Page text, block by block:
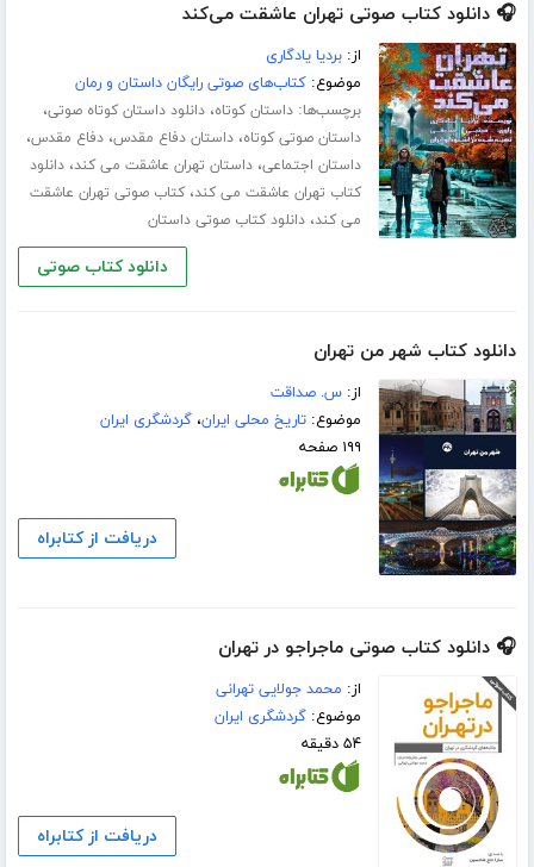
🎧 دانلود کتاب صوتی تهران عاشقت می‌کند
از:بردیا یادگاری
موضوع:کتاب‌های صوتی رایگان داستان و رمان
برچسب‌ها:داستان کوتاه،دانلود داستان کوتاه صوتی،
داستان صوتی کوتاه،داستان دفاع مقدس،دفاع مقدس،
داستان اجتماعی،داستان تهران عاشقت می کند،دانلود
کتاب تهران عاشقت می کند،کتاب صوتی تهران عاشقت
می کند،دانلود کتاب صوتی داستان
دانلود کتاب صوتی
دانلود کتاب شهر من تهران
از:س. صداقت
موضوع:تاریخ محلی ایران،گردشگری ایران
۱۹۹ صفحه
دریافت از کتابراه
🎧 دانلود کتاب صوتی ماجراجو در تهران
از: محمد جولایی تهرانی
موضوع:گردشگری ایران
۵۴ دقیقه
دریافت از کتابراه